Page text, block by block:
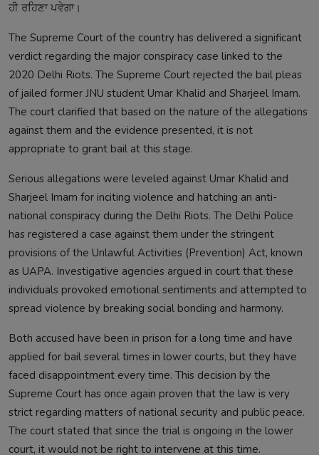
ਹੀ ਰਹਿਣਾ ਪਵੇਗਾ।
The Supreme Court of the country has delivered a significant
verdict regarding the major conspiracy case linked to the
2020 Delhi Riots. The Supreme Court rejected the bail pleas
of jailed former JNU student Umar Khalid and Sharjeel Imam.
The court clarified that based on the nature of the allegations
against them and the evidence presented, it is not
appropriate to grant bail at this stage.
Serious allegations were leveled against Umar Khalid and
Sharjeel Imam for inciting violence and hatching an anti-
national conspiracy during the Delhi Riots. The Delhi Police
has registered a case against them under the stringent
provisions of the Unlawful Activities (Prevention) Act, known
as UAPA. Investigative agencies argued in court that these
individuals provoked emotional sentiments and attempted to
spread violence by breaking social bonding and harmony.
Both accused have been in prison for a long time and have
applied for bail several times in lower courts, but they have
faced disappointment every time. This decision by the
Supreme Court has once again proven that the law is very
strict regarding matters of national security and public peace.
The court stated that since the trial is ongoing in the lower
court, it would not be right to intervene at this time.